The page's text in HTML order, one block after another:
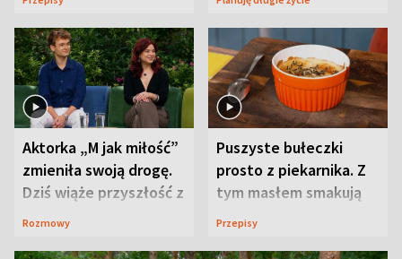
Aktorka „M jak miłość”
zmieniła swoją drogę.
Dziś wiąże przyszłość z
neurobiologią
Rozmowy
Puszyste bułeczki
prosto z piekarnika. Z
tym masłem smakują
jeszcze lepiej
Przepisy